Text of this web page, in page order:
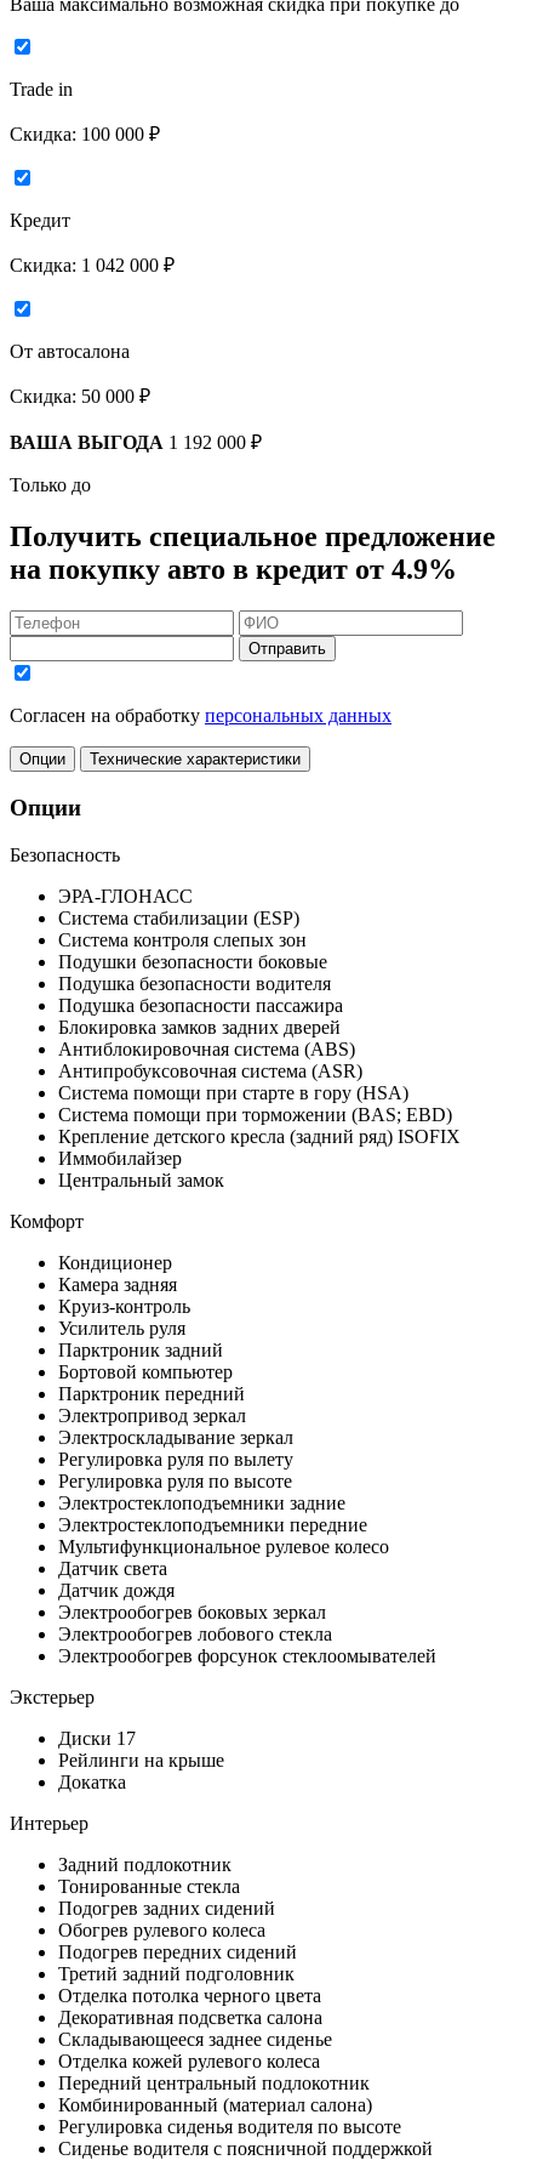
Ваша максимально возможная скидка при покупке до
Trade in
Скидка: 100 000 ₽
Кредит
Скидка: 1 042 000 ₽
От автосалона
Скидка: 50 000 ₽
ВАША ВЫГОДА 1 192 000 ₽
Только до
Получить специальное предложение
на покупку авто в кредит от 4.9%
Отправить
Согласен на обработку персональных данных
Опции Технические характеристики
Опции
Безопасность
ЭРА-ГЛОНАСС
Система стабилизации (ESP)
Система контроля слепых зон
Подушки безопасности боковые
Подушка безопасности водителя
Подушка безопасности пассажира
Блокировка замков задних дверей
Антиблокировочная система (ABS)
Антипробуксовочная система (ASR)
Система помощи при старте в гору (HSA)
Система помощи при торможении (BAS; EBD)
Крепление детского кресла (задний ряд) ISOFIX
Иммобилайзер
Центральный замок
Комфорт
Кондиционер
Камера задняя
Круиз-контроль
Усилитель руля
Парктроник задний
Бортовой компьютер
Парктроник передний
Электропривод зеркал
Электроскладывание зеркал
Регулировка руля по вылету
Регулировка руля по высоте
Электростеклоподъемники задние
Электростеклоподъемники передние
Мультифункциональное рулевое колесо
Датчик света
Датчик дождя
Электрообогрев боковых зеркал
Электрообогрев лобового стекла
Электрообогрев форсунок стеклоомывателей
Экстерьер
Диски 17
Рейлинги на крыше
Докатка
Интерьер
Задний подлокотник
Тонированные стекла
Подогрев задних сидений
Обогрев рулевого колеса
Подогрев передних сидений
Третий задний подголовник
Отделка потолка черного цвета
Декоративная подсветка салона
Складывающееся заднее сиденье
Отделка кожей рулевого колеса
Передний центральный подлокотник
Комбинированный (материал салона)
Регулировка сиденья водителя по высоте
Сиденье водителя с поясничной поддержкой